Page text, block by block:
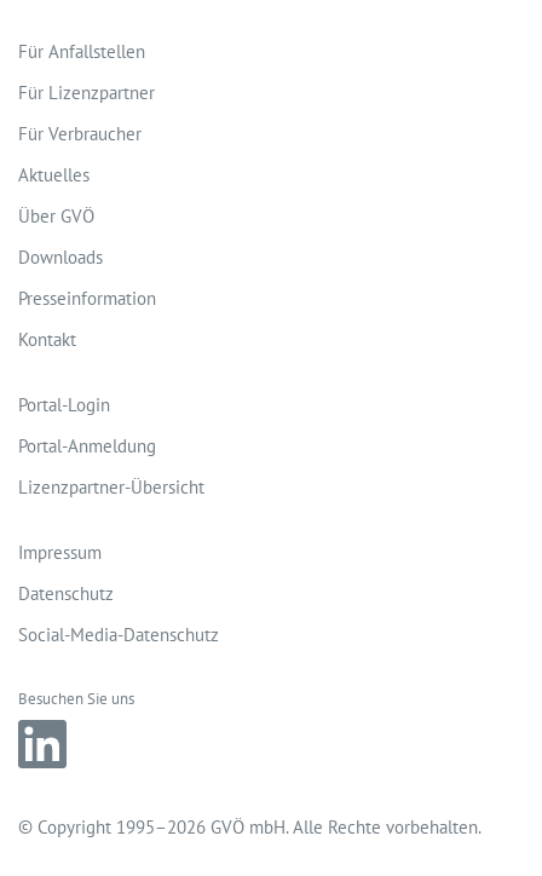
Für Anfallstellen
Für Lizenzpartner
Für Verbraucher
Aktuelles
Über GVÖ
Downloads
Presseinformation
Kontakt
Portal-Login
Portal-Anmeldung
Lizenzpartner-Übersicht
Impressum
Datenschutz
Social-Media-Datenschutz
Besuchen Sie uns
© Copyright 1995–2026 GVÖ mbH. Alle Rechte vorbehalten.